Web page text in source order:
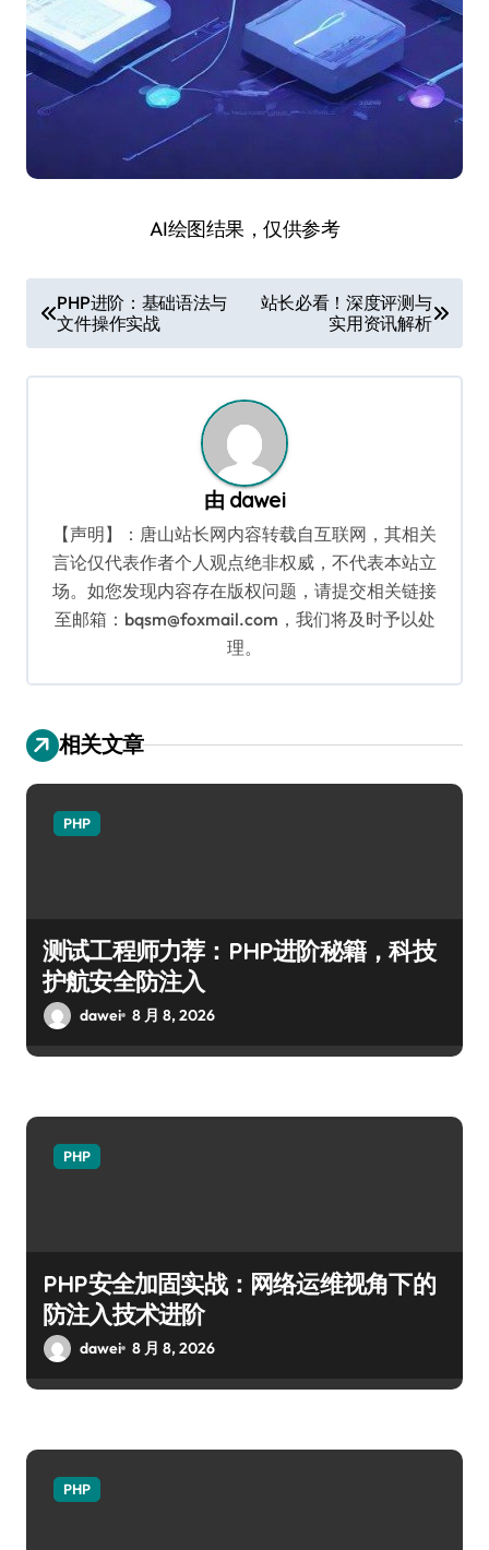
AI绘图结果，仅供参考
章
导
PHP进阶：基础语法与
文件操作实战
站长必看！深度评测与
实用资讯解析
由 dawei
【声明】：唐山站长网内容转载自互联网，其相关
言论仅代表作者个人观点绝非权威，不代表本站立
场。如您发现内容存在版权问题，请提交相关链接
至邮箱：bqsm@foxmail.com，我们将及时予以处
理。
相关文章
PHP
测试工程师力荐：PHP进阶秘籍，科技
护航安全防注入
dawei 8 月 8, 2026
PHP
PHP安全加固实战：网络运维视角下的
防注入技术进阶
dawei 8 月 8, 2026
PHP